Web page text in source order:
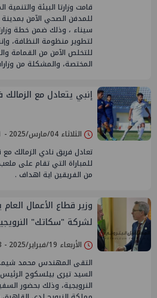
قامت وزارتا البيئة والتنمية
للمدفن الصحي الآمن
سيناء ، وذلك ضمن خطة
لتطوير منظومة النظافة،
للتخلص الآمن من القمامة
المختصة، والمشكلة من
إنبي يتعادل مع
الثلاثاء 04/مارس/2025 - 09:51 م
تعادل فريق نادي الزمالك
للمباراة التي تقام على
من الفريقين اية اهداف .
وزير قطاع الأعمال
لشركة "سكاتك" النرويجية
الأربعاء 19/فبراير/2025 - 12:23 م
التقى المهندس محمد
السيد تيرى بيلسكوج
النرويجية، وذلك بحضور